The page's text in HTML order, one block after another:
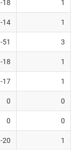
-18 1
-14 1
-51 3
-18 1
-17 1
0 0
0 0
-20 1